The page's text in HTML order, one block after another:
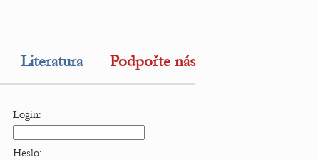
Literatura Podpořte nás
Login:
Heslo: